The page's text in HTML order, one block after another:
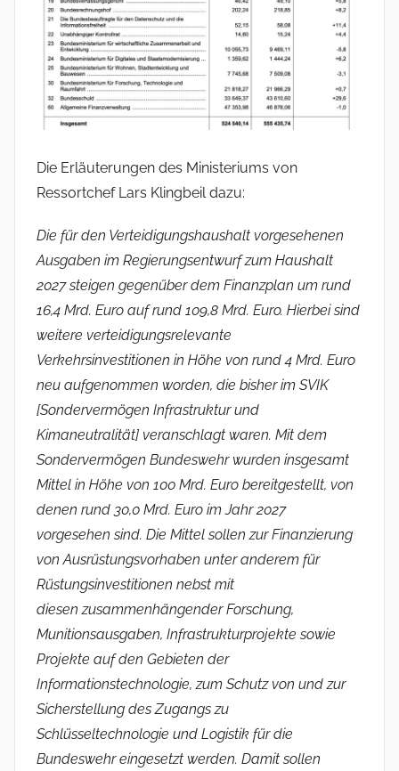
Die Erläuterungen des Ministeriums von
Ressortchef Lars Klingbeil dazu:
Die für den Verteidigungshaushalt vorgesehenen
Ausgaben im Regierungsentwurf zum Haushalt
2027 steigen gegenüber dem Finanzplan um rund
16,4 Mrd. Euro auf rund 109,8 Mrd. Euro. Hierbei sind
weitere verteidigungsrelevante
Verkehrsinvestitionen in Höhe von rund 4 Mrd. Euro
neu aufgenommen worden, die bisher im SVIK
[Sondervermögen Infrastruktur und
Kimaneutralität] veranschlagt waren. Mit dem
Sondervermögen Bundeswehr wurden insgesamt
Mittel in Höhe von 100 Mrd. Euro bereitgestellt, von
denen rund 30,0 Mrd. Euro im Jahr 2027
vorgesehen sind. Die Mittel sollen zur Finanzierung
von Ausrüstungsvorhaben unter anderem für
Rüstungsinvestitionen nebst mit
diesen zusammenhängender Forschung,
Munitionsausgaben, Infrastrukturprojekte sowie
Projekte auf den Gebieten der
Informationstechnologie, zum Schutz von und zur
Sicherstellung des Zugangs zu
Schlüsseltechnologie und Logistik für die
Bundeswehr eingesetzt werden. Damit sollen